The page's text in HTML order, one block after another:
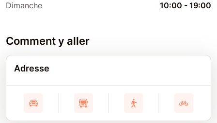
Dimanche
10:00 - 19:00
Comment y aller
Adresse